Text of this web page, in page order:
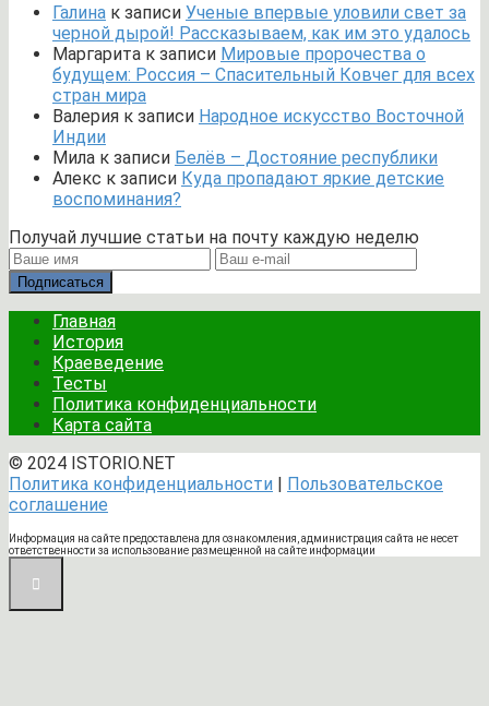
Галина к записи Ученые впервые уловили свет за
черной дырой! Рассказываем, как им это удалось
Маргарита к записи Мировые пророчества о
будущем: Россия – Спасительный Ковчег для всех
стран мира
Валерия к записи Народное искусство Восточной
Индии
Мила к записи Белёв – Достояние республики
Алекс к записи Куда пропадают яркие детские
воспоминания?
Получай лучшие статьи на почту каждую неделю
Подписаться
Главная
История
Краеведение
Тесты
Политика конфиденциальности
Карта сайта
© 2024 ISTORIO.NET
Политика конфиденциальности | Пользовательское
соглашение
Информация на сайте предоставлена для ознакомления, администрация сайта не несет
ответственности за использование размещенной на сайте информации